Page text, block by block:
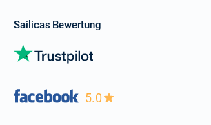
Sailicas Bewertung
5.0